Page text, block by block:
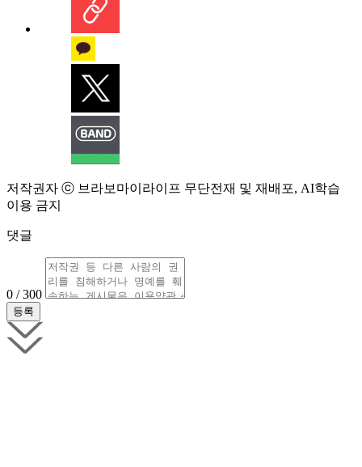
저작권자 ⓒ 브라보마이라이프 무단전재 및 재배포, AI학습
이용 금지
댓글
0 / 300